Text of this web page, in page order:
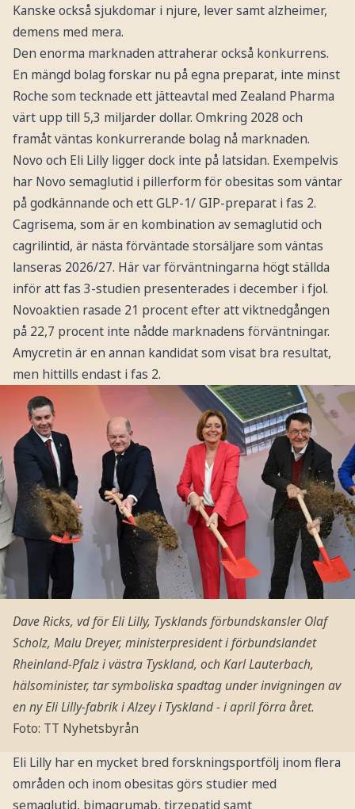
Kanske också sjukdomar i njure, lever samt alzheimer,
demens med mera.
Den enorma marknaden attraherar också konkurrens.
En mängd bolag forskar nu på egna preparat, inte minst
Roche som tecknade ett jätteavtal med Zealand Pharma
värt upp till 5,3 miljarder dollar. Omkring 2028 och
framåt väntas konkurrerande bolag nå marknaden.
Novo och Eli Lilly ligger dock inte på latsidan. Exempelvis
har Novo semaglutid i pillerform för obesitas som väntar
på godkännande och ett GLP-1/ GIP-preparat i fas 2.
Cagrisema, som är en kombination av semaglutid och
cagrilintid, är nästa förväntade storsäljare som väntas
lanseras 2026/27. Här var förväntningarna högt ställda
inför att fas 3-studien presenterades i december i fjol.
Novoaktien rasade 21 procent efter att viktnedgången
på 22,7 procent inte nådde marknadens förväntningar.
Amycretin är en annan kandidat som visat bra resultat,
men hittills endast i fas 2.
Dave Ricks, vd för Eli Lilly, Tysklands förbundskansler Olaf
Scholz, Malu Dreyer, ministerpresident i förbundslandet
Rheinland-Pfalz i västra Tyskland, och Karl Lauterbach,
hälsominister, tar symboliska spadtag under invigningen av
en ny Eli Lilly-fabrik i Alzey i Tyskland - i april förra året.
Foto: TT Nyhetsbyrån
Eli Lilly har en mycket bred forskningsportfölj inom flera
områden och inom obesitas görs studier med
semaglutid, bimagrumab, tirzepatid samt